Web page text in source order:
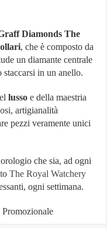
Diamonds The
, che è composto da
un diamante centrale
staccarsi in un anello​​.
lusso e della maestria
artigianalità
pezzi veramente unici
che sia, ad ogni
The Royal Watchery
ogni settimana.